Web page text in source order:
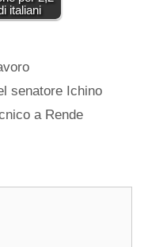
italiani
senatore Ichino
a Rende